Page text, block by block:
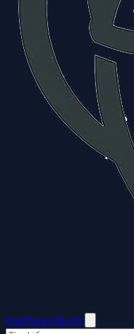
manhua.edu.vn